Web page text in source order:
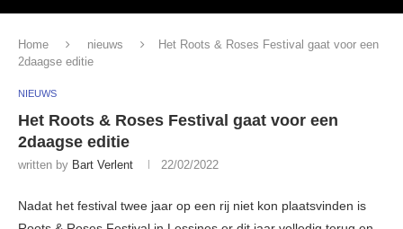
Home nieuws
Het Roots & Roses Festival gaat voor een
2daagse editie
NIEUWS
Het Roots & Roses Festival gaat voor een
2daagse editie
written by Bart Verlent 22/02/2022
Nadat het festival twee jaar op een rij niet kon plaatsvinden is